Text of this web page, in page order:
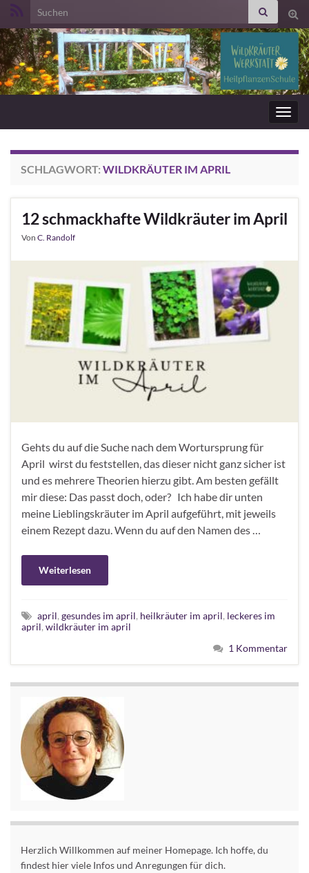
Search for:
SCHLAGWORT: WILDKRÄUTER IM APRIL
12 schmackhafte Wildkräuter im April
Von C. Randolf
Gehts du auf die Suche nach dem Wortursprung für
April wirst du feststellen, das dieser nicht ganz sicher ist
und es mehrere Theorien hierzu gibt. Am besten gefällt
mir diese: Das passt doch, oder? Ich habe dir unten
meine Lieblingskräuter im April aufgeführt, mit jeweils
einem Rezept dazu. Wenn du auf den Namen des …
Weiterlesen
april, gesundes im april, heilkräuter im april, leckeres im
april, wildkräuter im april
1 Kommentar
Herzlich Willkommen auf meiner Homepage. Ich hoffe, du
findest hier viele Infos und Anregungen für dich.